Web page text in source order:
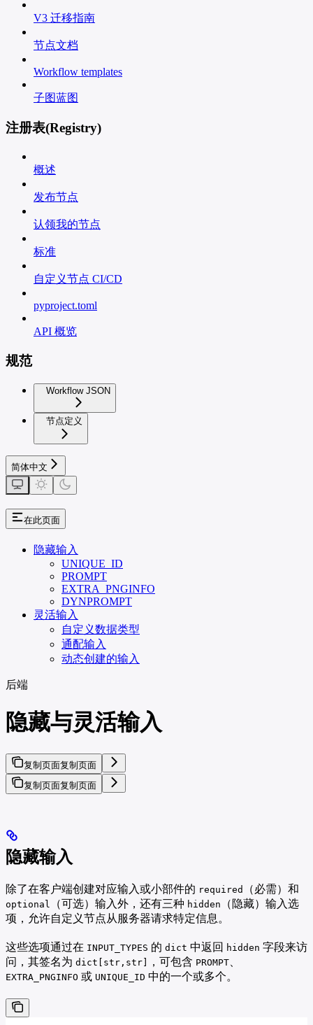
V3 迁移指南
节点文档
Workflow templates
子图蓝图
注册表(Registry)
概述
发布节点
认领我的节点
标准
自定义节点 CI/CD
pyproject.toml
API 概览
规范
Workflow JSON
节点定义
简体中文
在此页面
隐藏输入
UNIQUE_ID
PROMPT
EXTRA_PNGINFO
DYNPROMPT
灵活输入
自定义数据类型
通配输入
动态创建的输入
后端
隐藏与灵活输入
复制页面复制页面
复制页面复制页面
隐藏输入
除了在客户端创建对应输入或小部件的 required （必需）和
optional （可选）输入外，还有三种 hidden
（隐藏）输入选
项，允许自定义节点从服务器请求特定信息。
这些选项通过在 INPUT_TYPES 的 dict 中返回 hidden 字段来访
问，其签名为 dict[str,str] ，可包含 PROMPT
EXTRA_PNGINFO 或 UNIQUE_ID 中的一个或多个。